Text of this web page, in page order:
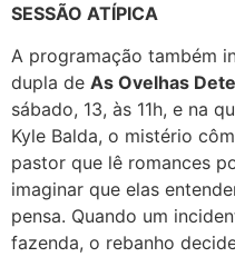
SESSÃO ATÍPICA
A programação também
dupla de As Ovelhas
sábado, 13, às 11h, e na
Kyle Balda, o mistério
pastor que lê romances
imaginar que elas
pensa. Quando um
fazenda, o rebanho